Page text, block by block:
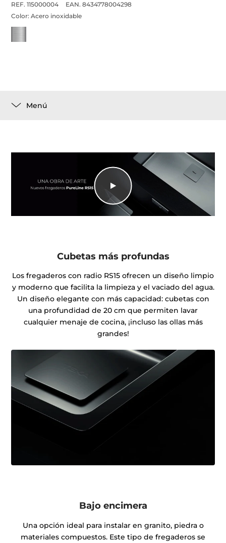
REF. 115000004
EAN. 8434778004298
Color:Acero inoxidable
Menú
Cubetas más profundas
Los fregaderos con radio RS15 ofrecen un diseño limpio
y moderno que facilita la limpieza y el vaciado del agua.
Un diseño elegante con más capacidad: cubetas con
una profundidad de 20 cm que permiten lavar
cualquier menaje de cocina, ¡incluso las ollas más
grandes!
Bajo encimera
Una opción ideal para instalar en granito, piedra o
materiales compuestos. Este tipo de fregaderos se